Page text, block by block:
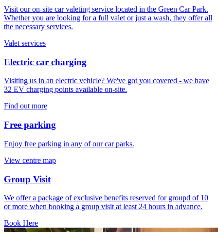
Visit our on-site car valeting service located in the Green Car Park.
Whether you are looking for a full valet or just a wash, they offer all
the necessary services.
Valet services
Electric car charging
Visiting us in an electric vehicle? We've got you covered - we have
32 EV charging points available on-site.
Find out more
Free parking
Enjoy free parking in any of our car parks.
View centre map
Group Visit
We offer a package of exclusive benefits reserved for groupd of 10
or more when booking a group visit at least 24 hours in advance.
Book Here